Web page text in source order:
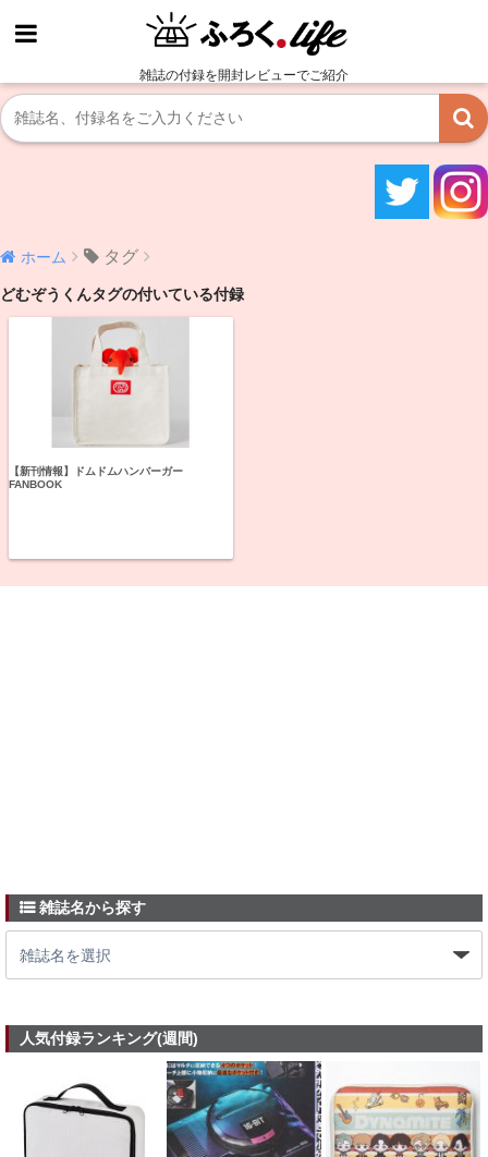
雑誌の付録を開封レビューでご紹介
ホーム タグ
どむぞうくんタグの付いている付録
【新刊情報】ドムドムハンバーガー
FANBOOK
雑誌名から探す
人気付録ランキング(週間)